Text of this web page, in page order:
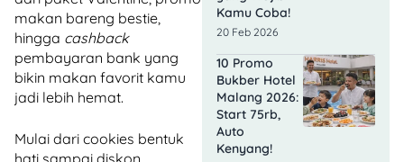
makan bareng bestie,
hingga cashback
pembayaran bank yang
bikin makan favorit kamu
jadi lebih hemat.
Mulai dari cookies bentuk
Kamu Coba!
20 Feb 2026
10 Promo
Bukber Hotel
Malang 2026:
Start 75rb,
Auto
Kenyang!